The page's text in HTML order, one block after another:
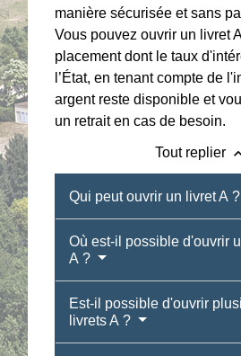
manière sécurisée et sans
Vous pouvez ouvrir un livret
placement dont le taux
l’État, en tenant compte de
argent reste disponible et
un retrait en cas de besoin.
Tout replier
Qui peut ouvrir un livret A ?
Où est-il possible d'ouvrir
A ?
Est-il possible d'ouvrir
livrets A ?